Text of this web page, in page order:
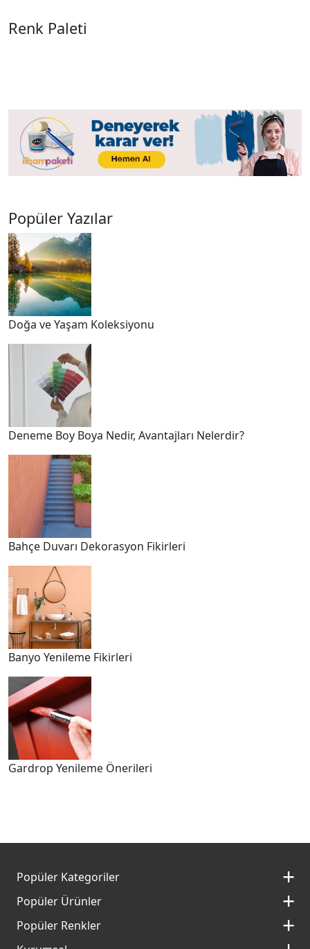
Renk Paleti
Popüler Yazılar
Doğa ve Yaşam Koleksiyonu
Deneme Boy Boya Nedir, Avantajları Nelerdir?
Bahçe Duvarı Dekorasyon Fikirleri
Banyo Yenileme Fikirleri
Gardrop Yenileme Önerileri
Popüler Kategoriler
İç Cephe Boyaları
İç Cephe Renkleri
Popüler Ürünler
Momento Silan
Popüler Renkler